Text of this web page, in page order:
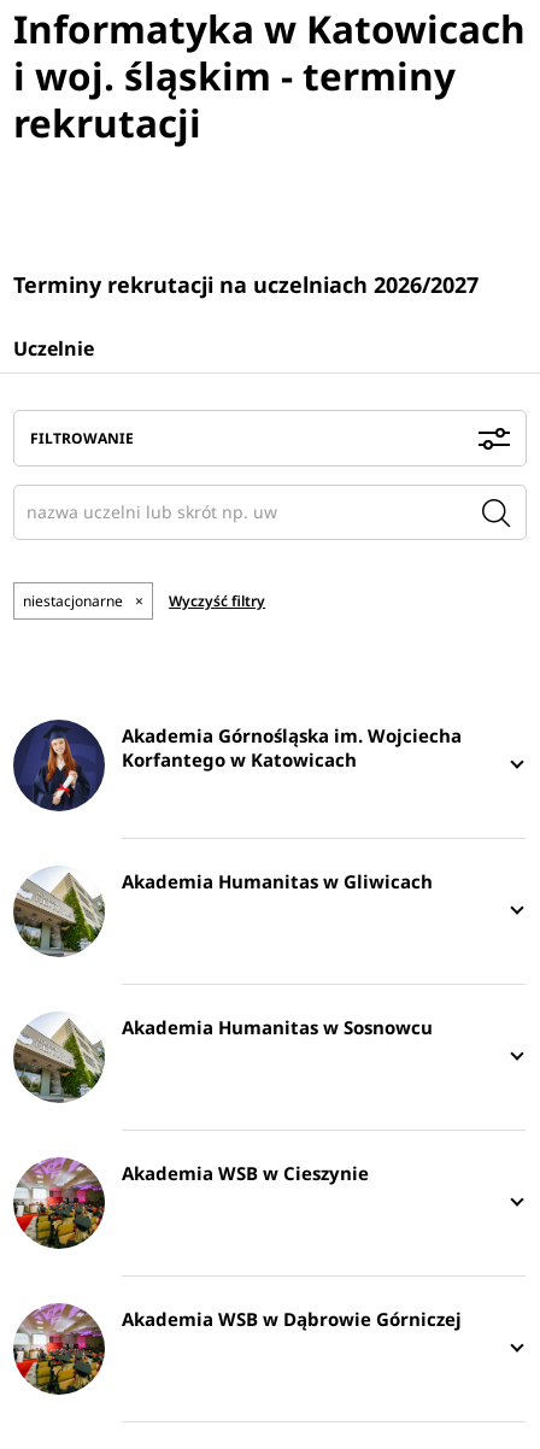
Informatyka w Katowicach
i woj. śląskim - terminy
rekrutacji
Terminy rekrutacji na uczelniach 2026/2027
Uczelnie
FILTROWANIE
niestacjonarne × Wyczyść filtry
Akademia Górnośląska im. Wojciecha
Korfantego w Katowicach
Akademia Humanitas w Gliwicach
Akademia Humanitas w Sosnowcu
Akademia WSB w Cieszynie
Akademia WSB w Dąbrowie Górniczej